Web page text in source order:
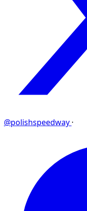
@polishspeedway ·